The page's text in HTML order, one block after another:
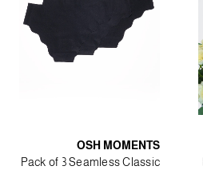
OSH MOMENTS
Pack of 3 Seamless Classic